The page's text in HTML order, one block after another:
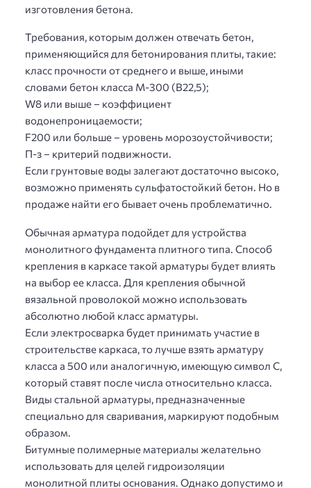
изготовления бетона.
Требования, которым должен отвечать бетон,
применяющийся для бетонирования плиты, такие:
класс прочности от среднего и выше, иными
словами бетон класса М-300 (В22,5);
W8 или выше – коэффициент
водонепроницаемости;
F200 или больше – уровень морозоустойчивости;
П-з – критерий подвижности.
Если грунтовые воды залегают достаточно высоко,
возможно применять сульфатостойкий бетон. Но в
продаже найти его бывает очень проблематично.
Обычная арматура подойдет для устройства
монолитного фундамента плитного типа. Способ
крепления в каркасе такой арматуры будет влиять
на выбор ее класса. Для крепления обычной
вязальной проволокой можно использовать
абсолютно любой класс арматуры.
Если электросварка будет принимать участие в
строительстве каркаса, то лучше взять арматуру
класса а 500 или аналогичную, имеющую символ С,
который ставят после числа относительно класса.
Виды стальной арматуры, предназначенные
специально для сваривания, маркируют подобным
образом.
Битумные полимерные материалы желательно
использовать для целей гидроизоляции
монолитной плиты основания. Однако допустимо и